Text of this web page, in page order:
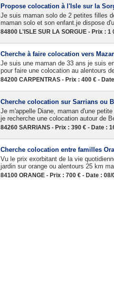
Propose colocation à l'Isle sur la
Je suis maman solo de 2 petites filles
maman solo et son enfant.je dispose
84800 L'ISLE SUR LA SORGUE - Prix : 1
Cherche à faire colocation vers
Je suis une maman de 33 ans je suis
pour faire une colocation au alentours
84200 CARPENTRAS - Prix : 400 € -
Cherche colocation sur Sarrians ou
Je m'appelle Diane, maman d'une
je recherche une colocation autour de
84260 SARRIANS - Prix : 390 € - Date :
Cherche colocation entre familles
Vu le prix exorbitant de la vie
jardin sur orange ou alentours 25 km
84100 ORANGE - Prix : 700 € - Date : 08/